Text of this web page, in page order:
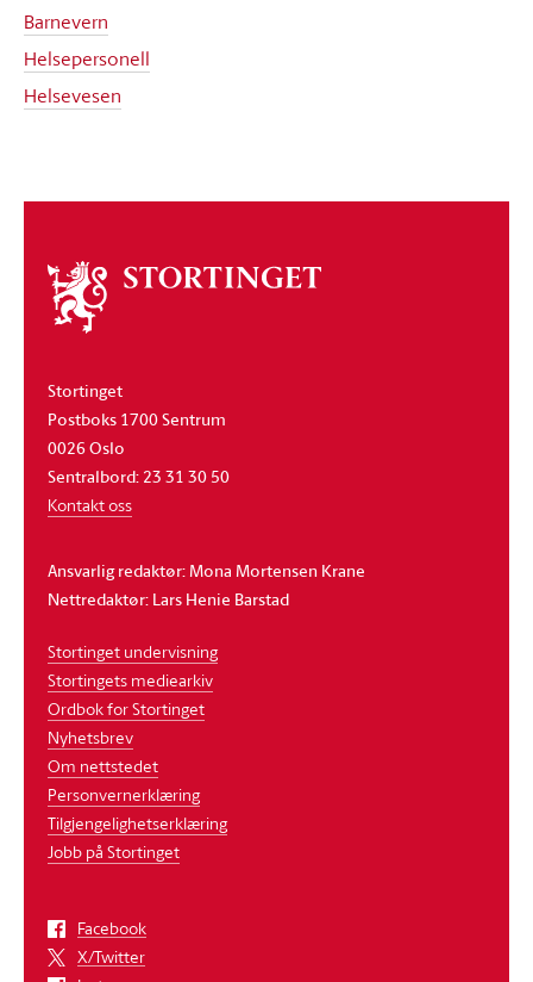
Barnevern
Helsepersonell
Helsevesen
Om
stortinget
Stortinget
Postboks 1700 Sentrum
0026 Oslo
Sentralbord: 23 31 30 50
Kontakt oss
Ansvarlig redaktør: Mona Mortensen Krane
Nettredaktør: Lars Henie Barstad
Stortinget undervisning
Stortingets mediearkiv
Ordbok for Stortinget
Nyhetsbrev
Om nettstedet
Personvernerklæring
Tilgjengelighetserklæring
Jobb på Stortinget
Facebook
X/Twitter